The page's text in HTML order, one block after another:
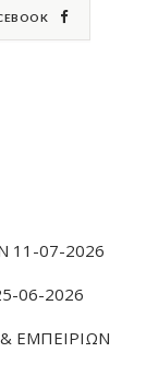
11-07-2026
06-2026
ΕΜΠΕΙΡΙΩΝ